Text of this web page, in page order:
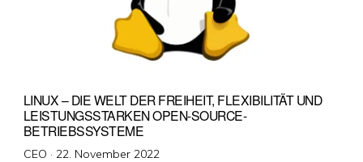
LINUX – DIE WELT DER FREIHEIT, FLEXIBILITÄT UND
LEISTUNGSSTARKEN OPEN-SOURCE-
BETRIEBSSYSTEME
CEO · Veröffentlicht
22. November 2022